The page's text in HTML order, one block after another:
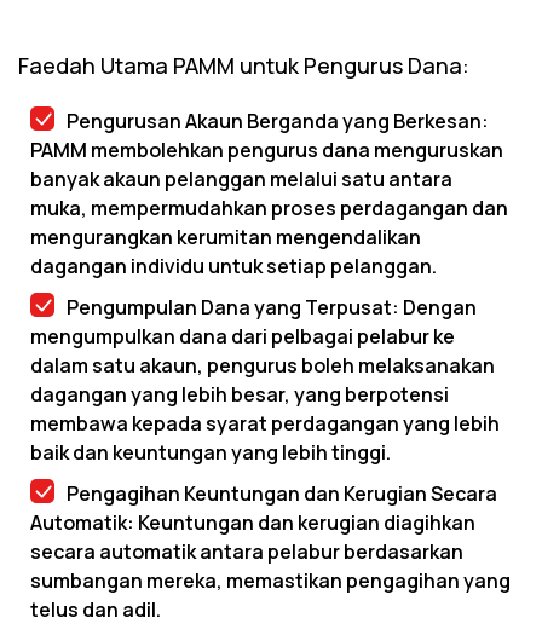
Faedah Utama PAMM untuk Pengurus Dana:
Pengurusan Akaun Berganda yang Berkesan:
PAMM membolehkan pengurus dana menguruskan
banyak akaun pelanggan melalui satu antara
muka, mempermudahkan proses perdagangan dan
mengurangkan kerumitan mengendalikan
dagangan individu untuk setiap pelanggan.
Pengumpulan Dana yang Terpusat: Dengan
mengumpulkan dana dari pelbagai pelabur ke
dalam satu akaun, pengurus boleh melaksanakan
dagangan yang lebih besar, yang berpotensi
membawa kepada syarat perdagangan yang lebih
baik dan keuntungan yang lebih tinggi.
Pengagihan Keuntungan dan Kerugian Secara
Automatik: Keuntungan dan kerugian diagihkan
secara automatik antara pelabur berdasarkan
sumbangan mereka, memastikan pengagihan yang
telus dan adil.